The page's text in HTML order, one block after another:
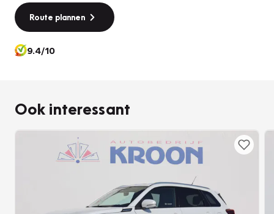
bagage afdekhoes behoorlijk compleet.
staat om zelf te reageren op potentieel gevaarlijke
systeem zorgt dat u mooi binnen de lijntjes blijft.
Ongemerkt buiten de rijstrook komen is er niet meer bij. De
forward collision warning geeft een botswaarschuwing als
een aanrijding dreigt met een voorligger. Dankzij
veiligheidsvoorzieningen als dodehoekdetectie, accident
avoidance system, hill hold functie, brake assist,
vermoeidheidsherkenning en
Route plannen
9.4/10
Ook interessant